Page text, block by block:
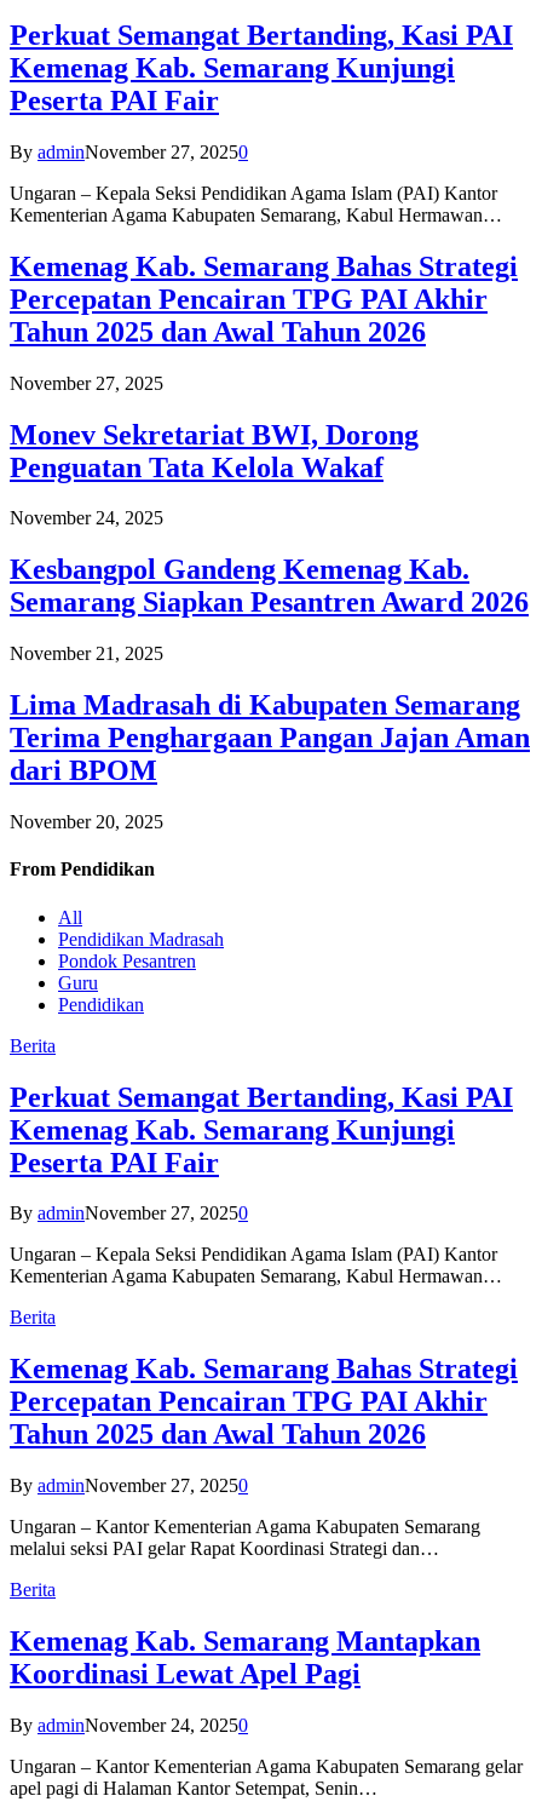
Perkuat Semangat Bertanding, Kasi PAI
Kemenag Kab. Semarang Kunjungi
Peserta PAI Fair
By adminNovember 27, 20250
Ungaran – Kepala Seksi Pendidikan Agama Islam (PAI) Kantor
Kementerian Agama Kabupaten Semarang, Kabul Hermawan…
Kemenag Kab. Semarang Bahas Strategi
Percepatan Pencairan TPG PAI Akhir
Tahun 2025 dan Awal Tahun 2026
November 27, 2025
Monev Sekretariat BWI, Dorong
Penguatan Tata Kelola Wakaf
November 24, 2025
Kesbangpol Gandeng Kemenag Kab.
Semarang Siapkan Pesantren Award 2026
November 21, 2025
Lima Madrasah di Kabupaten Semarang
Terima Penghargaan Pangan Jajan Aman
dari BPOM
November 20, 2025
From Pendidikan
All
Pendidikan Madrasah
Pondok Pesantren
Guru
Pendidikan
Berita
Perkuat Semangat Bertanding, Kasi PAI
Kemenag Kab. Semarang Kunjungi
Peserta PAI Fair
By adminNovember 27, 20250
Ungaran – Kepala Seksi Pendidikan Agama Islam (PAI) Kantor
Kementerian Agama Kabupaten Semarang, Kabul Hermawan…
Berita
Kemenag Kab. Semarang Bahas Strategi
Percepatan Pencairan TPG PAI Akhir
Tahun 2025 dan Awal Tahun 2026
By adminNovember 27, 20250
Ungaran – Kantor Kementerian Agama Kabupaten Semarang
melalui seksi PAI gelar Rapat Koordinasi Strategi dan…
Berita
Kemenag Kab. Semarang Mantapkan
Koordinasi Lewat Apel Pagi
By adminNovember 24, 20250
Ungaran – Kantor Kementerian Agama Kabupaten Semarang gelar
apel pagi di Halaman Kantor Setempat, Senin…